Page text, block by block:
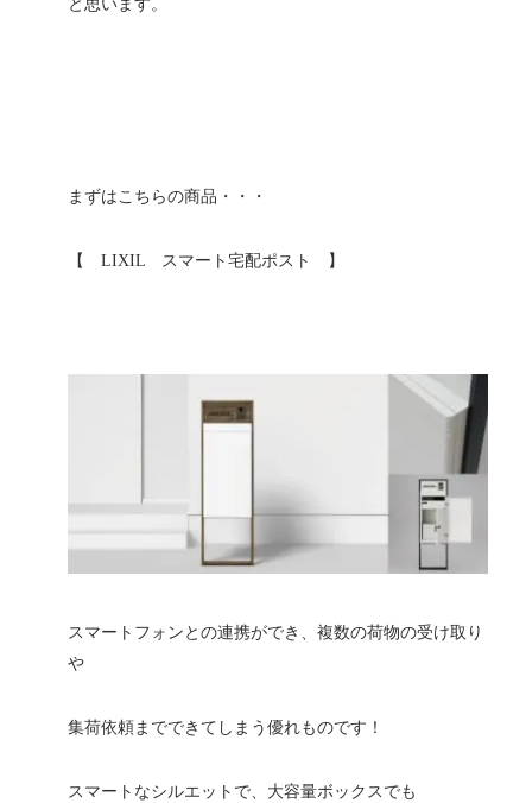
と思います。
まずはこちらの商品・・・
【 LIXIL スマート宅配ポスト 】
スマートフォンとの連携ができ、複数の荷物の受け取り
や
集荷依頼までできてしまう優れものです！
スマートなシルエットで、大容量ボックスでも